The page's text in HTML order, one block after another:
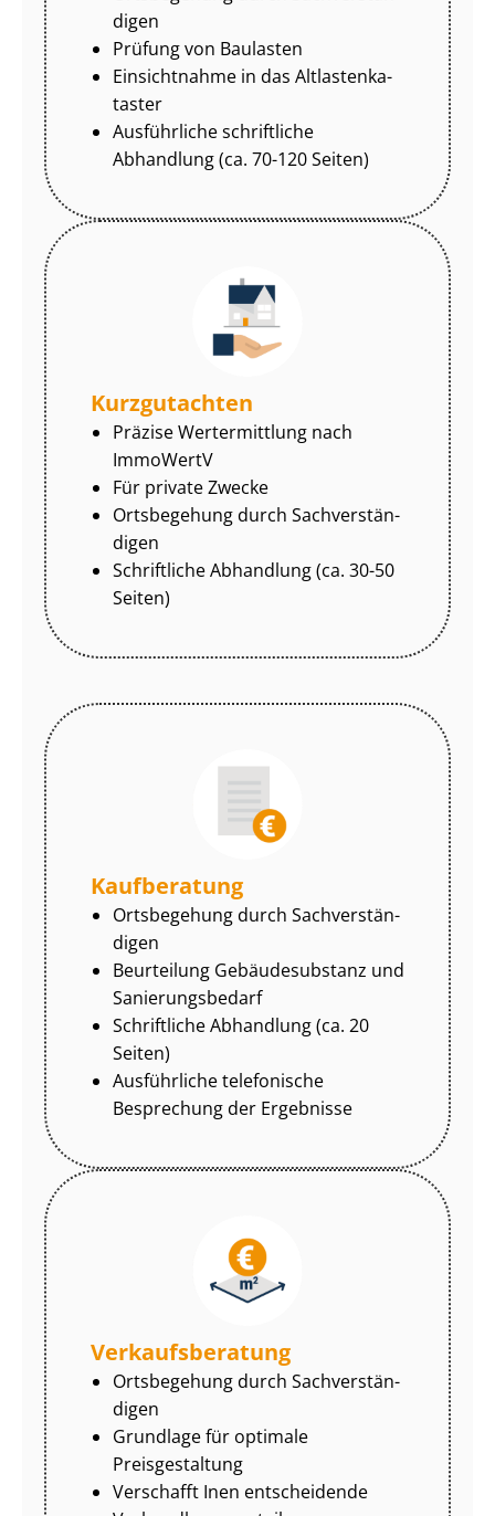
di­gen
Prüfung von Baulasten
Einsichtnahme in das Alt­las­ten­ka­
tas­ter
Ausführliche schriftliche
Abhandlung (ca. 70-120 Seiten)
Kurzgutachten
Präzise Wertermittlung nach
ImmoWertV
Für private Zwecke
Ortsbegehung durch Sach­ver­stän­
di­gen
Schriftliche Abhandlung (ca. 30-50
Seiten)
Kaufberatung
Ortsbegehung durch Sach­ver­stän­
di­gen
Beurteilung Gebäudesubstanz und
Sa­nie­rungs­be­darf
Schriftliche Abhandlung (ca. 20
Seiten)
Ausführliche telefonische
Besprechung der Ergebnisse
Ver­kaufs­be­ra­tung
Ortsbegehung durch Sach­ver­stän­
di­gen
Grundlage für optimale
Preisgestaltung
Verschafft Inen entscheidende